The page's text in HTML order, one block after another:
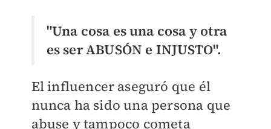
"Una cosa es una cosa y otra
es ser ABUSÓN e INJUSTO".
El influencer aseguró que él
nunca ha sido una persona que
abuse y tampoco cometa